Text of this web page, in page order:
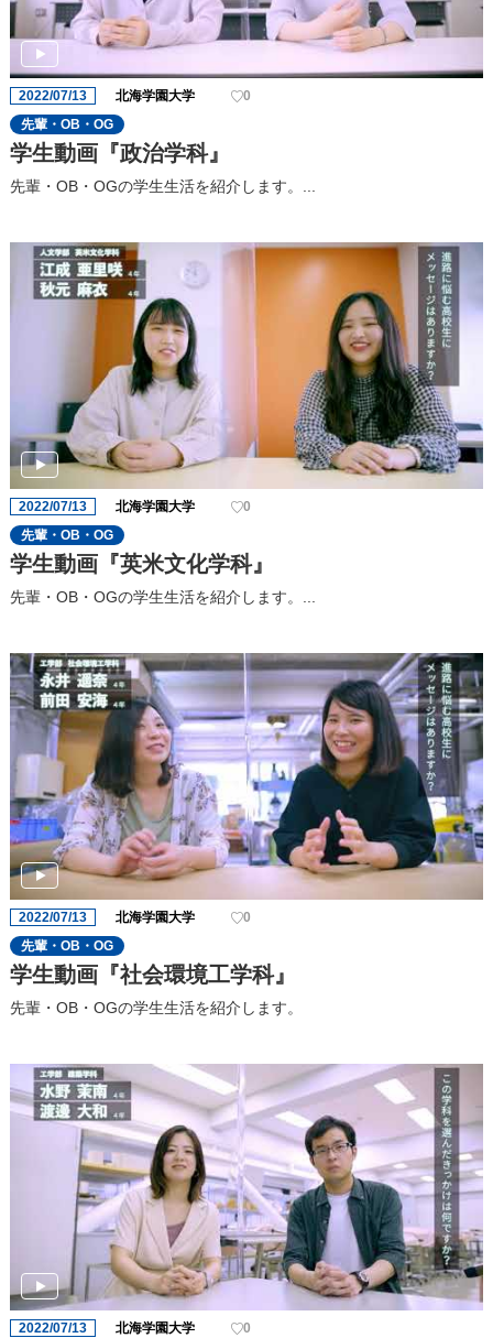
2022/07/13 北海学園大学
0
先輩・OB・OG
学生動画『政治学科』
先輩・OB・OGの学生生活を紹介します。...
2022/07/13 北海学園大学
0
先輩・OB・OG
学生動画『英米文化学科』
先輩・OB・OGの学生生活を紹介します。...
2022/07/13 北海学園大学
0
先輩・OB・OG
学生動画『社会環境工学科』
先輩・OB・OGの学生生活を紹介します。
2022/07/13 北海学園大学
0